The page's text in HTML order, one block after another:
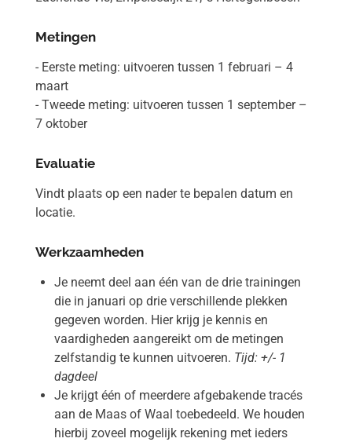
Metingen
- Eerste meting: uitvoeren tussen 1 februari – 4
maart
- Tweede meting: uitvoeren tussen 1 september –
7 oktober
Evaluatie
Vindt plaats op een nader te bepalen datum en
locatie.
Werkzaamheden
Je neemt deel aan één van de drie trainingen
die in januari op drie verschillende plekken
gegeven worden. Hier krijg je kennis en
vaardigheden aangereikt om de metingen
zelfstandig te kunnen uitvoeren. Tijd: +/- 1
dagdeel
Je krijgt één of meerdere afgebakende tracés
aan de Maas of Waal toebedeeld. We houden
hierbij zoveel mogelijk rekening met ieders